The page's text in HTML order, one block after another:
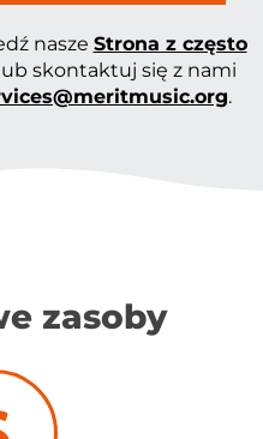
nasze Strona z często
skontaktuj się z nami
.
zasoby